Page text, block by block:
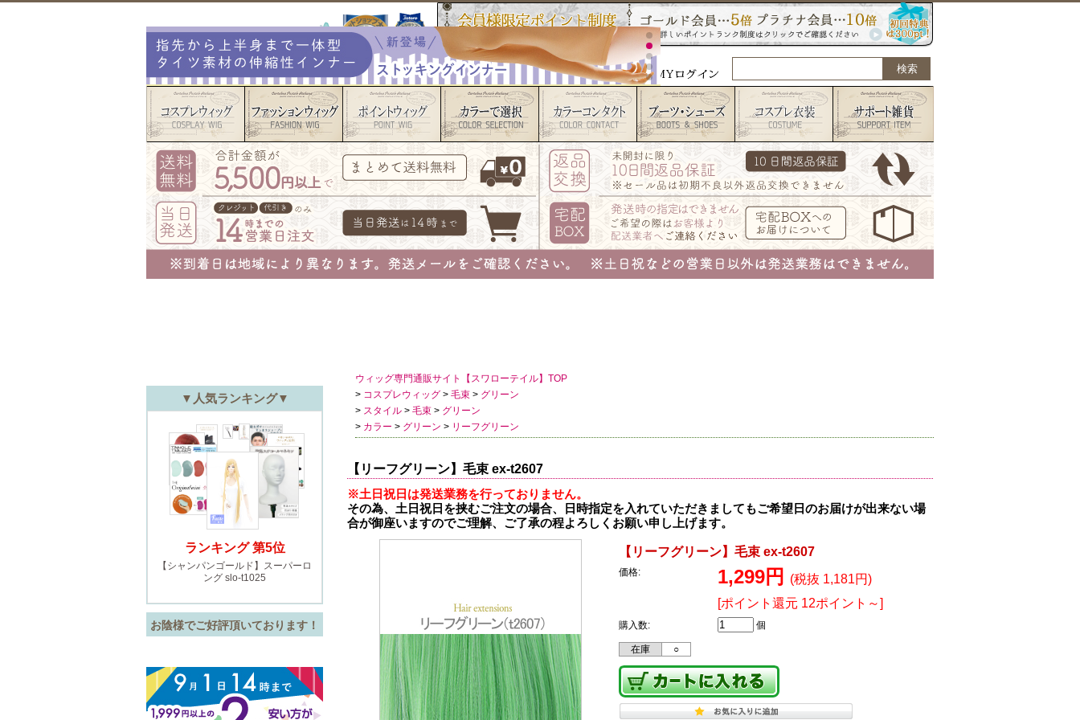
ウィッグ専門通販サイト【スワローテイル】TOP
> コスプレウィッグ > 毛束 > グリーン
> スタイル > 毛束 > グリーン
> カラー > グリーン > リーフグリーン
【リーフグリーン】毛束 ex-t2607
※土日祝日は発送業務を行っておりません。
その為、土日祝日を挟むご注文の場合、日時指定を入れていただきましてもご希望日のお届けが出来ない場
合が御座いますのでご理解、ご了承の程よろしくお願い申し上げます。
【リーフグリーン】毛束 ex-t2607
価格: 1,299円
(税抜 1,181円)
[ポイント還元 12ポイント～]
購入数: 個
在庫 ○